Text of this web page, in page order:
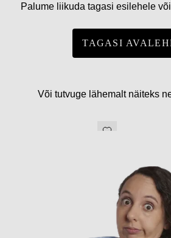
Palume liikuda tagasi esilehele
TAGASI
Või tutvuge lähemalt näiteks